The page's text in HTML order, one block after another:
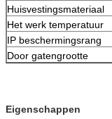
Huisvestingsmateriaal
Het werk temperatuur
IP beschermingsrang
Door gatengrootte
Eigenschappen